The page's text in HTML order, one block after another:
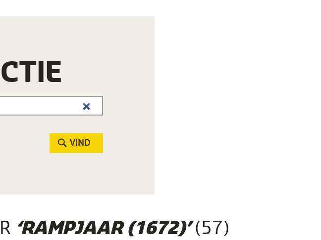
VIND
‘RAMPJAAR (1672)’(57)